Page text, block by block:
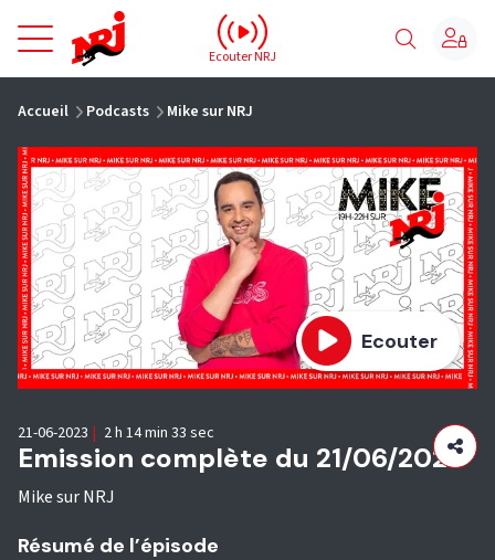
NRJ - Accueil
Ecouter NRJ
Accueil Podcasts Mike sur NRJ
Ecouter
Emission complète du 21/06/2023
Mike sur NRJ
21-06-2023 | 2 h 14 min 33 sec
Résumé de l’épisode